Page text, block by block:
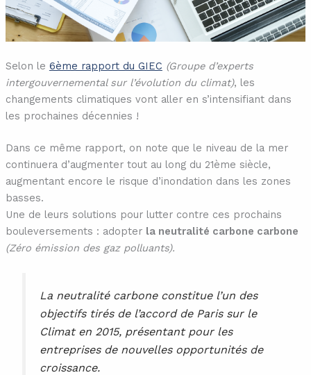
Selon le 6ème rapport du GIEC (Groupe d’experts
intergouvernemental sur l’évolution du climat), les
changements climatiques vont aller en s’intensifiant dans
les prochaines décennies !
Dans ce même rapport, on note que le niveau de la mer
continuera d’augmenter tout au long du 21ème siècle,
augmentant encore le risque d’inondation dans les zones
basses.
Une de leurs solutions pour lutter contre ces prochains
bouleversements : adopter la neutralité carbone carbone
(Zéro émission des gaz polluants).
La neutralité carbone constitue l’un des
objectifs tirés de l’accord de Paris sur le
Climat en 2015, présentant pour les
entreprises de nouvelles opportunités de
croissance.